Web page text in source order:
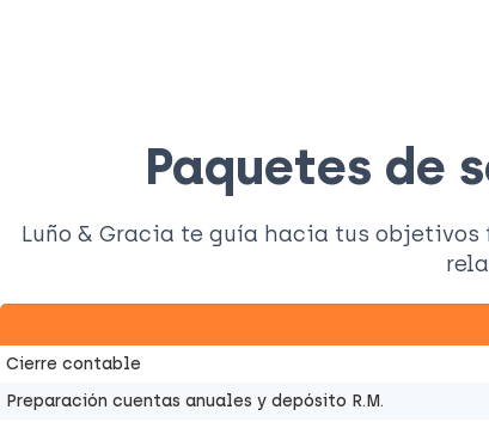
Paquetes de
Luño & Gracia te guía hacia tus
Cierre contable
Preparación cuentas anuales y depósito R.M.